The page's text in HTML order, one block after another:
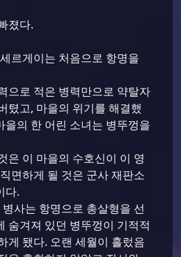
졌다.
르게이는 처음으로 항명을
으로 적은 병력만으로 약탈자
텼고, 마을의 위기를 해결했
을의 한 어린 소녀는 병뚜껑을
은 이 마을의 수호신이 이 영
면하게 될 것은 군사 재판소
다.
사는 항명으로 총살형을 선
숨겨져 있던 병뚜껑이 기적적
게 됐다. 오랜 세월이 흘렀음